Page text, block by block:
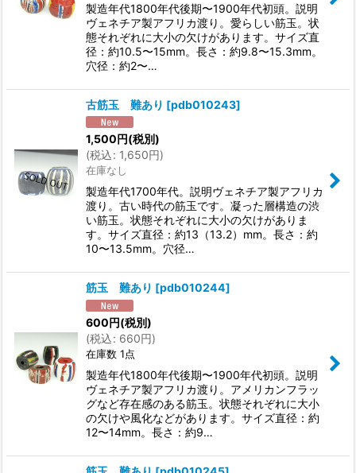
製造年代1800年代後期〜1900年代初頭。説明
ヴェネチア製アフリカ渡り。愛らしい筋玉。状
態それぞれに大小の欠けがあります。サイズ直
径：約10.5〜15mm。長さ：約9.8〜15.3mm。
穴径：約2〜…
古筋玉 難あり [pdb010243]
1,500円(税別)
(税込: 1,650円)
在庫なし
製造年代1700年代。説明ヴェネチア製アフリカ
渡り。古い時代の筋玉です。凝った層構造の渋
い筋玉。状態それぞれに大小の欠けがありま
す。サイズ直径：約13（13.2）mm。長さ：約
10〜13.5mm。穴径…
筋玉 難あり [pdb010244]
600円(税別)
(税込: 660円)
在庫数 1点
製造年代1800年代後期〜1900年代初頭。説明
ヴェネチア製アフリカ渡り。アメリカンフラッ
グなど存在感のある筋玉。状態それぞれに大小
の欠けや風化などがあります。サイズ直径：約
12〜14mm。長さ：約9…